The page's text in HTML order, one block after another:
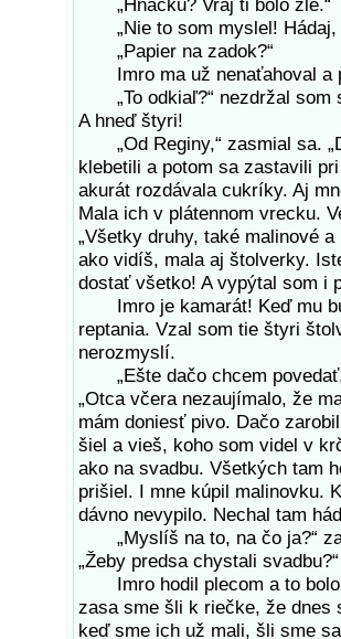
„Hnačku? Vraj ti bolo zle.“
„Nie to som myslel! Hádaj,
„Papier na zadok?“
Imro ma už nenaťahoval a
„To odkiaľ?“ nezdržal som
A hneď štyri!
„Od Reginy,“ zasmial sa.
klebetili a potom sa zastavili
akurát rozdávala cukríky. Aj
Mala ich v plátennom vrecku.
„Všetky druhy, také malinové
ako vidíš, mala aj štolverky.
dostať všetko! A vypýtal som i
Imro je kamarát! Keď mu
reptania. Vzal som tie štyri
nerozmyslí.
„Ešte dačo chcem
„Otca včera nezaujímalo, že
mám doniesť pivo. Dačo
šiel a vieš, koho som videl v
ako na svadbu. Všetkých tam
prišiel. I mne kúpil malinovku.
dávno nevypilo. Nechal tam
„Myslíš na to, na čo ja?“
„Žeby predsa chystali svadbu?“
Imro hodil plecom a to bolo
zasa sme šli k riečke, že dnes
keď sme ich už mali, šli sme